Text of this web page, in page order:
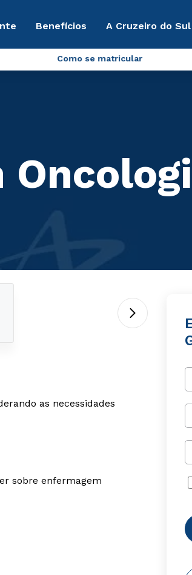
Benefícios A Cruzeiro do
Como se matricular
as necessidades
sobre enfermagem